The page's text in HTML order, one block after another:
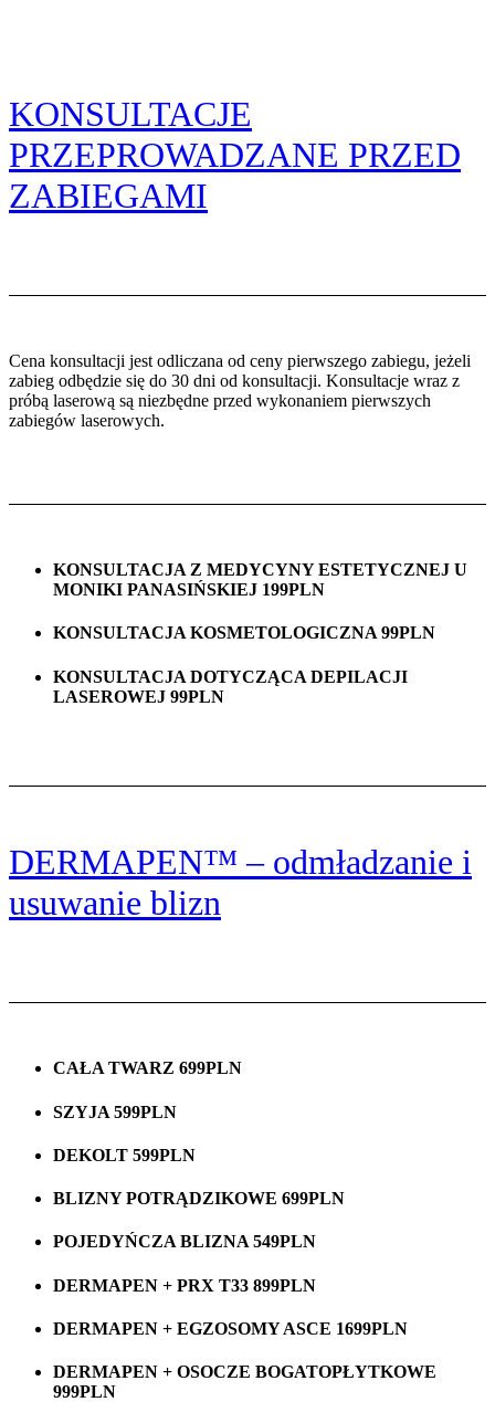
KONSULTACJE
PRZEPROWADZANE PRZED
ZABIEGAMI
Cena konsultacji jest odliczana od ceny pierwszego zabiegu, jeżeli
zabieg odbędzie się do 30 dni od konsultacji. Konsultacje wraz z
próbą laserową są niezbędne przed wykonaniem pierwszych
zabiegów laserowych.
KONSULTACJA Z MEDYCYNY ESTETYCZNEJ U
MONIKI PANASIŃSKIEJ 199PLN
KONSULTACJA KOSMETOLOGICZNA 99PLN
KONSULTACJA DOTYCZĄCA DEPILACJI
LASEROWEJ 99PLN
DERMAPEN™ – odmładzanie i
usuwanie blizn
CAŁA TWARZ 699PLN
SZYJA 599PLN
DEKOLT 599PLN
BLIZNY POTRĄDZIKOWE 699PLN
POJEDYŃCZA BLIZNA 549PLN
DERMAPEN + PRX T33 899PLN
DERMAPEN + EGZOSOMY ASCE 1699PLN
DERMAPEN + OSOCZE BOGATOPŁYTKOWE
999PLN